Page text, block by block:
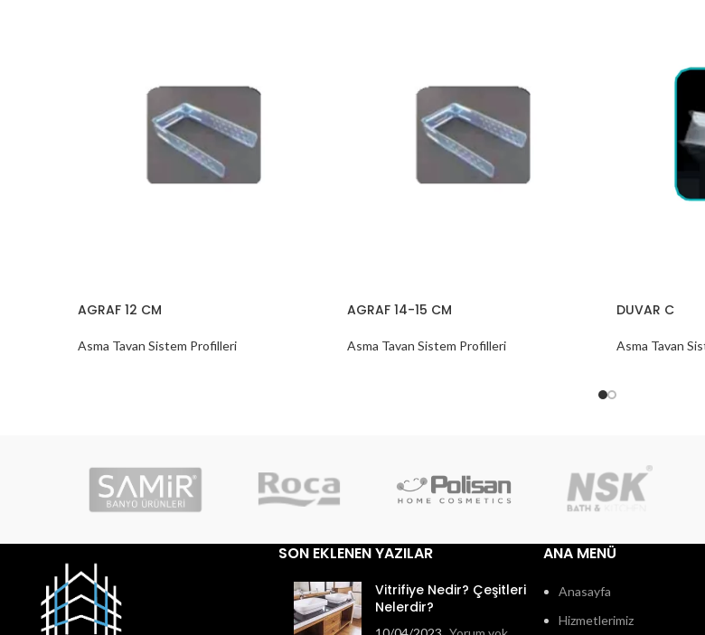
AGRAF 12 CM
Asma Tavan Sistem Profilleri
AGRAF 14-15 CM
Asma Tavan Sistem Profilleri
DUVAR C
Asma Tavan
SON EKLENEN YAZILAR
Vitrifiye Nedir? Çeşitleri
Nelerdir?
ANA MENÜ
Anasayfa
Hizmetlerimiz